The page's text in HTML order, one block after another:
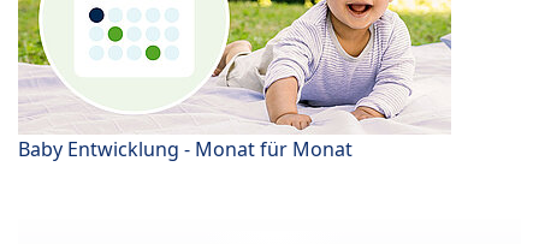
Baby Entwicklung - Monat für Monat